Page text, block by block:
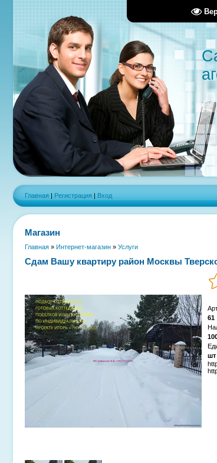
Главная | Регистрация | Вход
Магазин
Главная » Интернет-магазин » Услуги
Сдам Вашу квартиру район Москвы
61
шт